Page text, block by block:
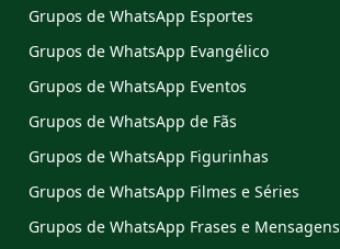
Grupos de WhatsApp Esportes
Grupos de WhatsApp Evangélico
Grupos de WhatsApp Eventos
Grupos de WhatsApp de Fãs
Grupos de WhatsApp Figurinhas
Grupos de WhatsApp Filmes e Séries
Grupos de WhatsApp Frases e Mensagens